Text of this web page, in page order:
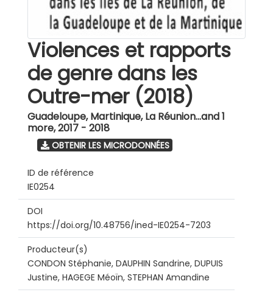
Violences et rapports
de genre dans les
Outre-mer (2018)
Guadeloupe, Martinique, La Réunion...and 1
more,2017 - 2018
OBTENIR LES MICRODONNÉES
ID de référence
IE0254
DOI
https://doi.org/10.48756/ined-IE0254-7203
Producteur(s)
CONDON Stéphanie, DAUPHIN Sandrine, DUPUIS
Justine, HAGEGE Méoïn, STEPHAN Amandine